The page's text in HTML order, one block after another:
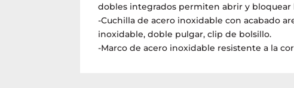
dobles integrados permiten abrir y bloquear
-Cuchilla de acero inoxidable con acabado
inoxidable, doble pulgar, clip de bolsillo.
-Marco de acero inoxidable resistente a la